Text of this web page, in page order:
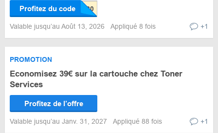
Profitez du code
Valable jusqu’au Août 13, 2026 Appliqué 8 fois +1
PROMOTION
Economisez 39€ sur la cartouche chez Toner
Services
Profitez de l’offre
Valable jusqu’au Janv. 31, 2027 Appliqué 88 fois +1